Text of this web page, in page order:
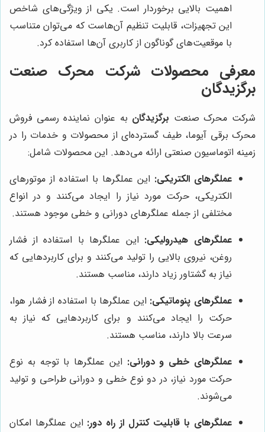
اهمیت بالایی برخوردار است. یکی از ویژگی‌های شاخص
این تجهیزات، قابلیت تنظیم آن‌هاست که می‌توان متناسب
با موقعیت‌های گوناگون از کاربری آن‌ها استفاده کرد.
معرفی محصولات شرکت محرک صنعت
برگزیدگان
شرکت محرک صنعت برگزیدگان به عنوان نماینده رسمی فروش
محرک برقی آیوما، طیف گسترده‌ای از محصولات و خدمات را در
زمینه اتوماسیون صنعتی ارائه می‌دهد. این محصولات شامل:
عملگرهای الکتریکی: این عملگرها با استفاده از موتورهای
الکتریکی، حرکت مورد نیاز را ایجاد می‌کنند و در انواع
مختلفی از جمله عملگرهای دورانی و خطی موجود هستند.
عملگرهای هیدرولیکی: این عملگرها با استفاده از فشار
روغن، نیروی بالایی را تولید می‌کنند و برای کاربردهایی که
نیاز به گشتاور زیاد دارند، مناسب هستند.
عملگرهای پنوماتیکی: این عملگرها با استفاده از فشار هوا،
حرکت را ایجاد می‌کنند و برای کاربردهایی که نیاز به
سرعت بالا دارند، مناسب هستند.
عملگرهای خطی و دورانی: این عملگرها با توجه به نوع
حرکت مورد نیاز، در دو نوع خطی و دورانی طراحی و تولید
می‌شوند.
عملگرهای با قابلیت کنترل از راه دور: این عملگرها امکان